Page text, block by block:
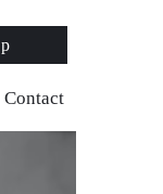
Contact